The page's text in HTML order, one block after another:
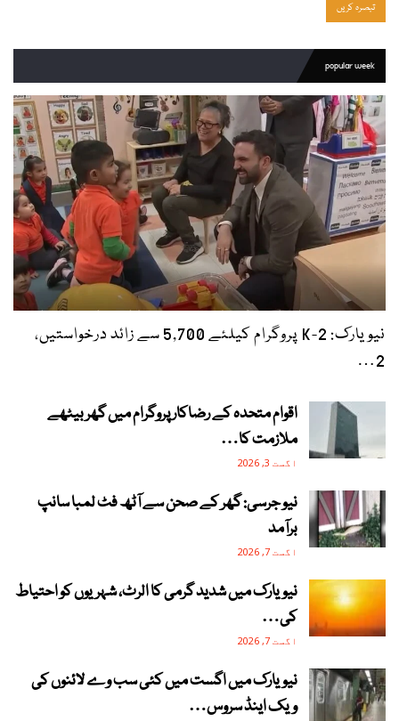
popular week
نیویارک: 2-K پروگرام کیلئے 5,700 سے زائد درخواستیں،
2…
اقوام متحدہ کے رضاکار پروگرام میں گھر بیٹھے
ملازمت کا…
اگست 3, 2026
نیو جرسی: گھر کے صحن سے آٹھ فٹ لمبا سانپ
برآمد
اگست 7, 2026
نیویارک میں شدید گرمی کا الرٹ، شہریوں کو احتیاط
کی…
اگست 7, 2026
نیویارک میں اگست میں کئی سب وے لائنوں کی
ویک اینڈ سروس…